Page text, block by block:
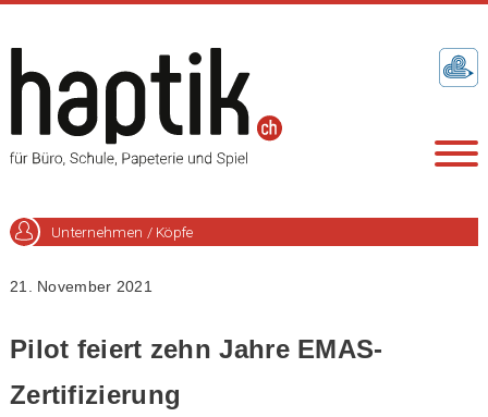
Unternehmen / Köpfe
21. November 2021
Pilot feiert zehn Jahre EMAS-
Zertifizierung